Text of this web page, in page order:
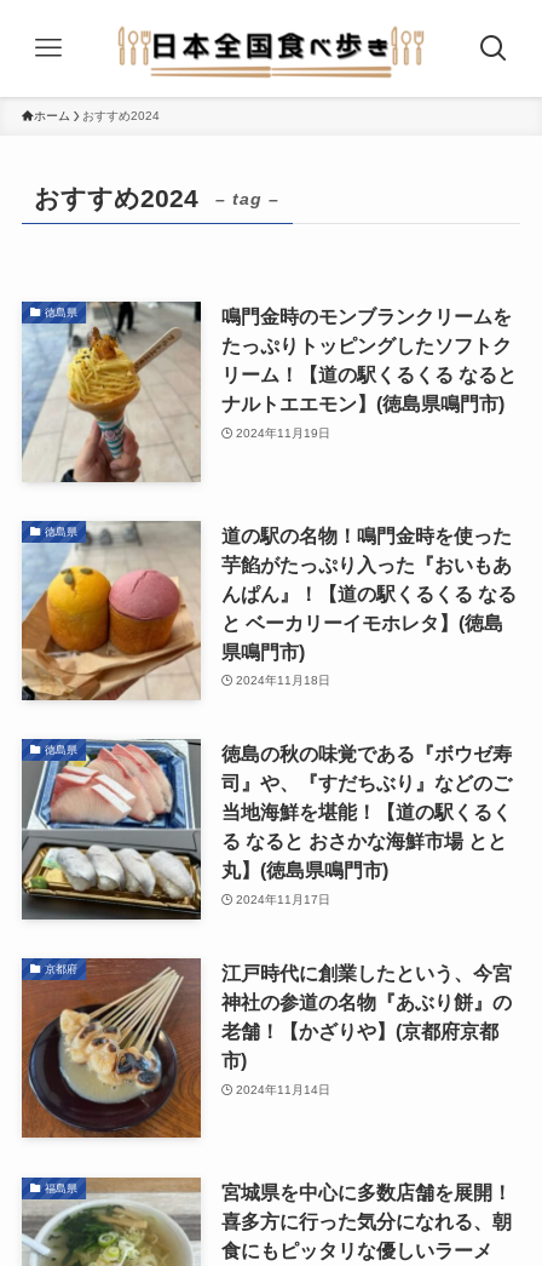
ホーム おすすめ2024
おすすめ2024 – tag –
徳島県
鳴門金時のモンブランクリームを
たっぷりトッピングしたソフトク
リーム！【道の駅くるくる なると
ナルトエエモン】(徳島県鳴門市)
2024年11月19日
徳島県
道の駅の名物！鳴門金時を使った
芋餡がたっぷり入った『おいもあ
んぱん』！【道の駅くるくる なる
と ベーカリーイモホレタ】(徳島
県鳴門市)
2024年11月18日
徳島県
徳島の秋の味覚である『ボウゼ寿
司』や、『すだちぶり』などのご
当地海鮮を堪能！【道の駅くるく
る なると おさかな海鮮市場 とと
丸】(徳島県鳴門市)
2024年11月17日
京都府
江戸時代に創業したという、今宮
神社の参道の名物『あぶり餅』の
老舗！【かざりや】(京都府京都
市)
2024年11月14日
福島県
宮城県を中心に多数店舗を展開！
喜多方に行った気分になれる、朝
食にもピッタリな優しいラーメ